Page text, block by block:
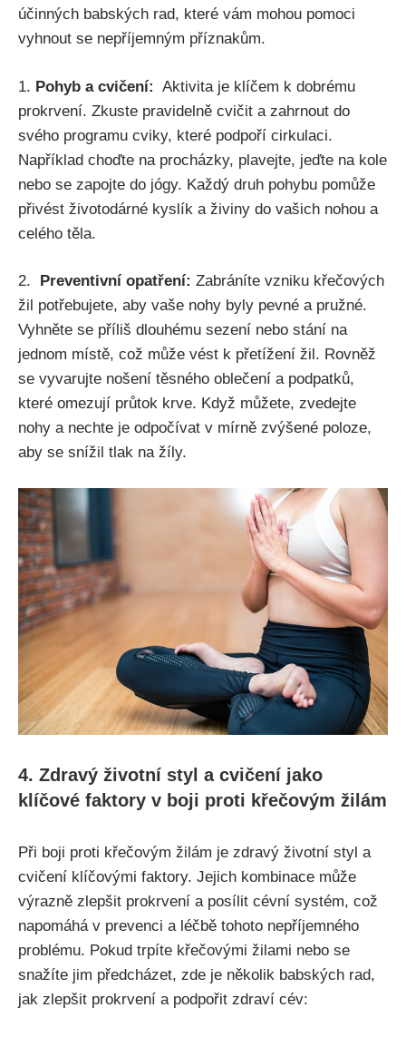
účinných babských rad,⁤ které vám mohou ‌pomoci
vyhnout se nepříjemným příznakům.
1. Pohyb a cvičení: ‍ Aktivita je klíčem k dobrému‍
prokrvení. Zkuste pravidelně cvičit a zahrnout ​do
svého programu⁤ cviky, které podpoří cirkulaci.
Například choďte na‍ procházky, plavejte, jeďte⁢ na kole
nebo se zapojte do jógy. Každý druh⁤ pohybu pomůže
přivést životodárné kyslík a živiny do vašich nohou a
celého ⁢těla.
2. ‌ Preventivní⁣ opatření: Zabráníte vzniku křečových
žil potřebujete, aby⁢ vaše nohy ​byly ‍pevné a pružné.
Vyhněte se příliš dlouhému​ sezení nebo​ stání na
⁢jednom místě, ⁣což může vést k ‍přetížení žil. Rovněž
se vyvarujte ⁤nošení těsného oblečení a⁤ podpatků,
‍které omezují ⁤průtok krve.⁣ Když můžete, zvedejte
nohy ‍a nechte je odpočívat v mírně zvýšené ​poloze,
aby se snížil ⁤tlak na žíly.
4. Zdravý životní styl a cvičení jako
klíčové faktory v boji proti křečovým žilám
Při ‍boji proti křečovým žilám je zdravý životní styl​ a
cvičení klíčovými ⁣faktory. Jejich kombinace může
výrazně zlepšit​ prokrvení‌ a ⁤posílit cévní systém, což
napomáhá v prevenci a ‍léčbě tohoto nepříjemného
problému. Pokud trpíte křečovými žilami nebo se
snažíte jim předcházet, zde⁣ je několik⁣ babských rad,
jak zlepšit prokrvení ‍a⁤ podpořit zdraví cév: